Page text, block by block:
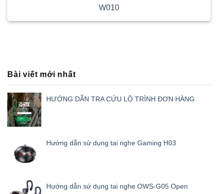
W010
Bài viết mới nhất
HƯỚNG DẪN TRA CỨU LỘ TRÌNH ĐƠN HÀNG
Hướng dẫn sử dụng tai nghe Gaming H03
Hướng dẫn sử dụng tai nghe OWS-G05 Open